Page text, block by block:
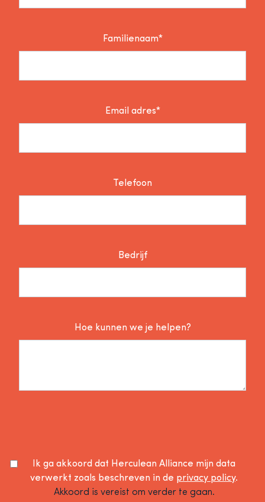
Familienaam*
Email adres*
Telefoon
Bedrijf
Hoe kunnen we je helpen?
Ik ga akkoord dat Herculean Alliance mijn data
verwerkt zoals beschreven in de privacy policy.
Akkoord is vereist om verder te gaan.